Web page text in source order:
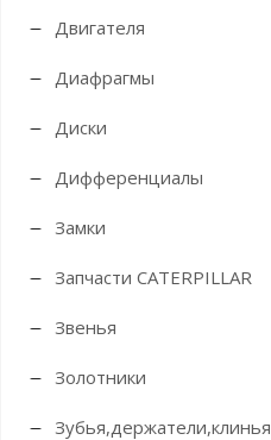
Двигателя
Диафрагмы
Диски
Дифференциалы
Замки
Запчасти CATERPILLAR
Звенья
Золотники
Зубья,держатели,клинья